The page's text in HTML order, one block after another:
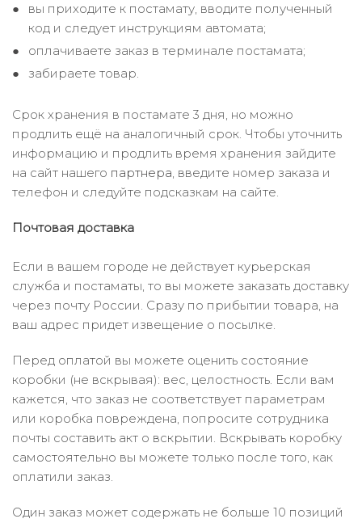
вы приходите к постамату, вводите полученный
код и следует инструкциям автомата;
оплачиваете заказ в терминале постамата;
забираете товар.
Срок хранения в постамате 3 дня, но можно
продлить ещё на аналогичный срок. Чтобы уточнить
информацию и продлить время хранения зайдите
на сайт нашего партнера, введите номер заказа и
телефон и следуйте подсказкам на сайте.
Почтовая доставка
Если в вашем городе не действует курьерская
служба и постаматы, то вы можете заказать доставку
через почту России. Сразу по прибытии товара, на
ваш адрес придет извещение о посылке.
Перед оплатой вы можете оценить состояние
коробки (не вскрывая): вес, целостность. Если вам
кажется, что заказ не соответствует параметрам
или коробка повреждена, попросите сотрудника
почты составить акт о вскрытии. Вскрывать коробку
самостоятельно вы можете только после того, как
оплатили заказ.
Один заказ может содержать не больше 10 позиций